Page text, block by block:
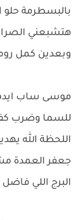
بالبسطرمة حلو
هتشبعني
وبعدين كمل
موسى ساب
للسما وضرب
اللحظة الله
جعفر العمدة
البرج اللي